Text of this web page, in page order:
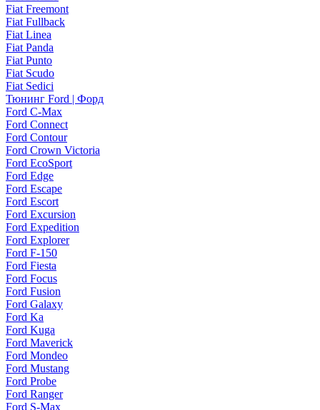
Fiat Freemont
Fiat Fullback
Fiat Linea
Fiat Panda
Fiat Punto
Fiat Scudo
Fiat Sedici
Тюнинг Ford | Форд
Ford C-Max
Ford Connect
Ford Contour
Ford Crown Victoria
Ford EcoSport
Ford Edge
Ford Escape
Ford Escort
Ford Excursion
Ford Expedition
Ford Explorer
Ford F-150
Ford Fiesta
Ford Focus
Ford Fusion
Ford Galaxy
Ford Ka
Ford Kuga
Ford Maverick
Ford Mondeo
Ford Mustang
Ford Probe
Ford Ranger
Ford S-Max